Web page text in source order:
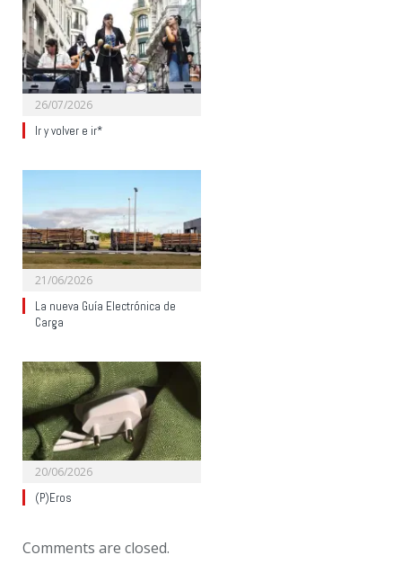
26/07/2026
Ir y volver e ir*
21/06/2026
La nueva Guía Electrónica de
Carga
20/06/2026
(P)Eros
Comments are closed.